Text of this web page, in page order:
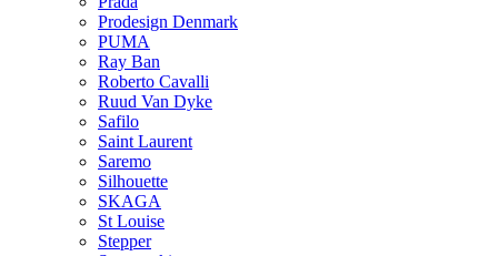
Prodesign Denmark
PUMA
Ray Ban
Roberto Cavalli
Ruud Van Dyke
Safilo
Saint Laurent
Saremo
Silhouette
SKAGA
St Louise
Stepper